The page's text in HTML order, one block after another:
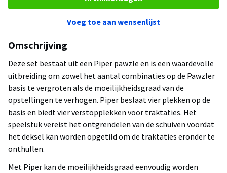
Voeg toe aan wensenlijst
Omschrijving
Deze set bestaat uit een Piper pawzle en is een waardevolle
uitbreiding om zowel het aantal combinaties op de Pawzler
basis te vergroten als de moeilijkheidsgraad van de
opstellingen te verhogen. Piper beslaat vier plekken op de
basis en biedt vier verstopplekken voor traktaties. Het
speelstuk vereist het ontgrendelen van de schuiven voordat
het deksel kan worden opgetild om de traktaties eronder te
onthullen.
Met Piper kan de moeilijkheidsgraad eenvoudig worden